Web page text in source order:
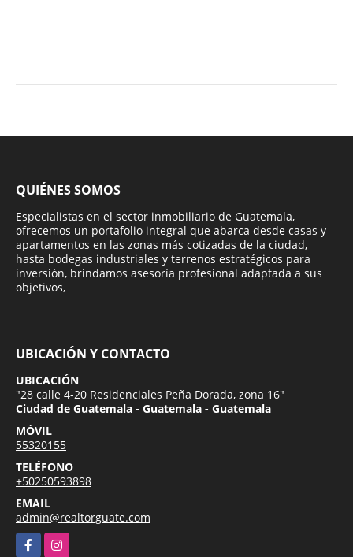
QUIÉNES SOMOS
Especialistas en el sector inmobiliario de Guatemala,
ofrecemos un portafolio integral que abarca desde casas y
apartamentos en las zonas más cotizadas de la ciudad,
hasta bodegas industriales y terrenos estratégicos para
inversión, brindamos asesoría profesional adaptada a sus
objetivos,
UBICACIÓN Y CONTACTO
UBICACIÓN
"28 calle 4-20 Residenciales Peña Dorada, zona 16"
Ciudad de Guatemala - Guatemala - Guatemala
MÓVIL
55320155
TELÉFONO
+50250593898
EMAIL
admin@realtorguate.com
FacebookInstagram